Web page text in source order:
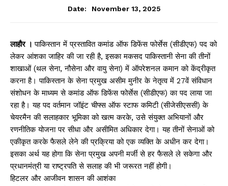
Date:
November 13, 2025
लाहौर ।पाकिस्तान में प्रस्तावित कमांड ऑफ डिफेंस फोर्सेस (सीडीएफ) पद को
लेकर आंशका जाहिर की जा रही है, इसका मकसद पाकिस्तानी सेना की तीनों
शाखाओं (थल सेना, नौसेना और वायु सेना) में ऑपरेशनल कमान को केंद्रीकृत
करना है। पाकिस्तान के सेना प्रमुख असीम मुनीर के नेतृत्व में 27वें संविधान
संशोधन के माध्यम से कमांड ऑफ डिफेंस फोर्सेस (सीडीएफ) का पद लाया जा
रहा है। यह पद वर्तमान जॉइंट चीफ्स ऑफ स्टाफ कमिटी (सीजेसीएससी) के
चेयरमैन की सलाहकार भूमिका को खत्म करके, उसे संयुक्त अभियानों और
रणनीतिक योजना पर सीधा और असीमित अधिकार देगा। यह तीनों सेनाओं को
एकीकृत करके फैसले लेने की प्रक्रिया को एक व्यक्ति के अधीन कर देगा।
इसका अर्थ यह होगा कि सेना प्रमुख अपनी मर्जी से हर फैसले ले सकेगा और
प्रधानमंत्री या राष्ट्रपति से सलाह की भी जरूरत नहीं होगी।
हिटलर और आजीवन शासन की आशंका